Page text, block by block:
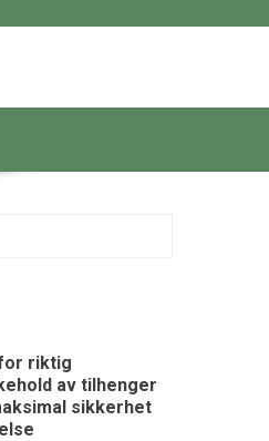
riktig
av tilhenger
sikkerhet